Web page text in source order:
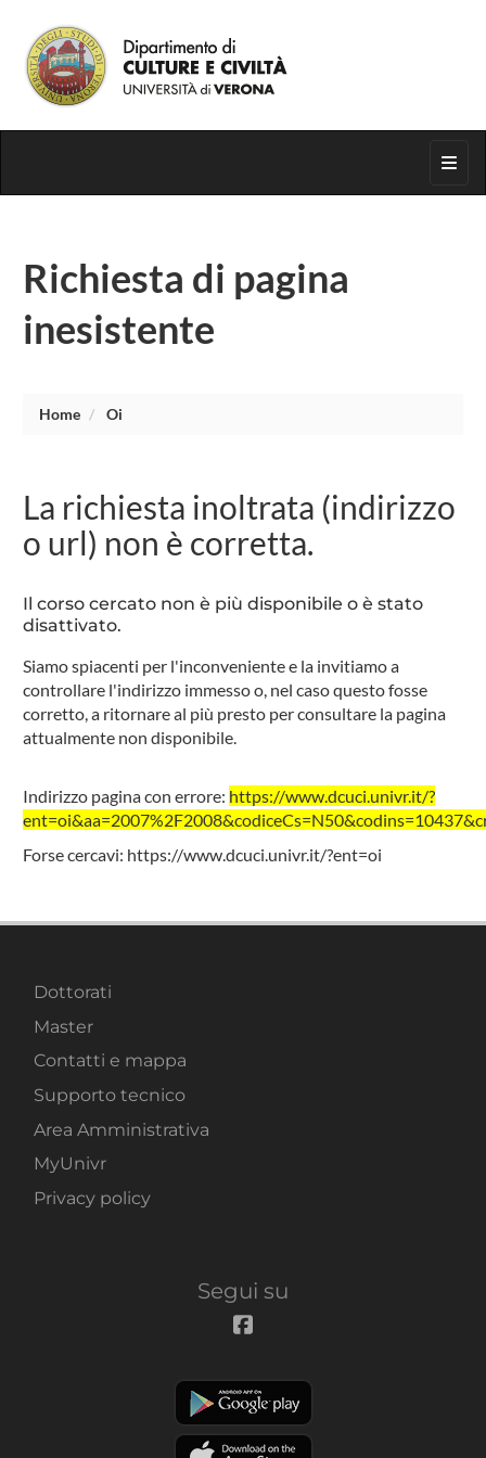
Richiesta di pagina
inesistente
Home Oi
La richiesta inoltrata (indirizzo
o url) non è corretta.
Il corso cercato non è più disponibile o è stato
disattivato.
Siamo spiacenti per l'inconveniente e la invitiamo a
controllare l'indirizzo immesso o, nel caso questo fosse
corretto, a ritornare al più presto per consultare la pagina
attualmente non disponibile.
Indirizzo pagina con errore: https://www.dcuci.univr.it/?
Forse cercavi: https://www.dcuci.univr.it/?ent=oi
Dottorati
Master
Contatti e mappa
Supporto tecnico
Area Amministrativa
MyUnivr
Privacy policy
Segui su